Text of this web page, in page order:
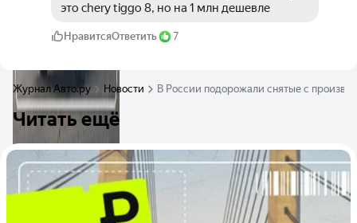
это chery tiggo 8, но на 1 млн дешевле
НравитсяОтветить 7
Журнал Авто.ру Новости В России подорожали снятые с
Читать ещё